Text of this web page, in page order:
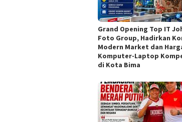
Grand Opening Top IT
Foto Group, Hadirkan
Modern Market dan
Komputer-Laptop
di Kota Bima